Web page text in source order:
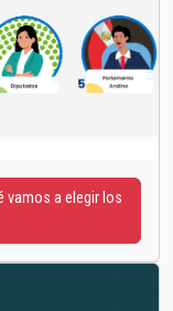
vamos a elegir los